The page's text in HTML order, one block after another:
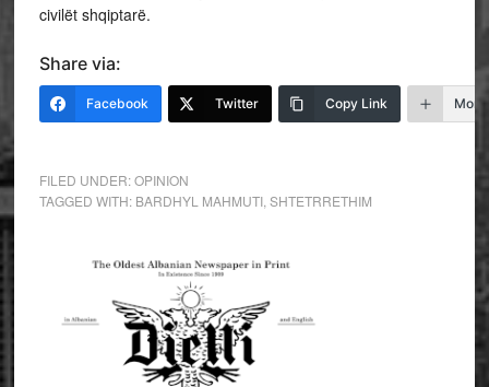
civilët shqiptarë.
Share via:
Facebook Twitter Copy Link More
FILED UNDER:OPINION
TAGGED WITH: BARDHYL MAHMUTI, SHTETRRETHIM